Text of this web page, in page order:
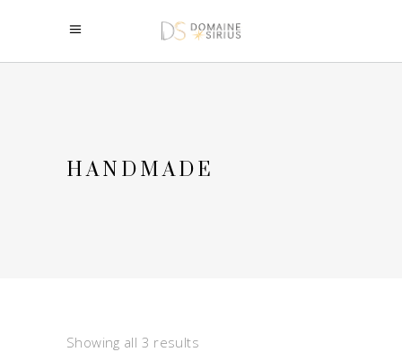
HANDMADE
Showing all 3 results